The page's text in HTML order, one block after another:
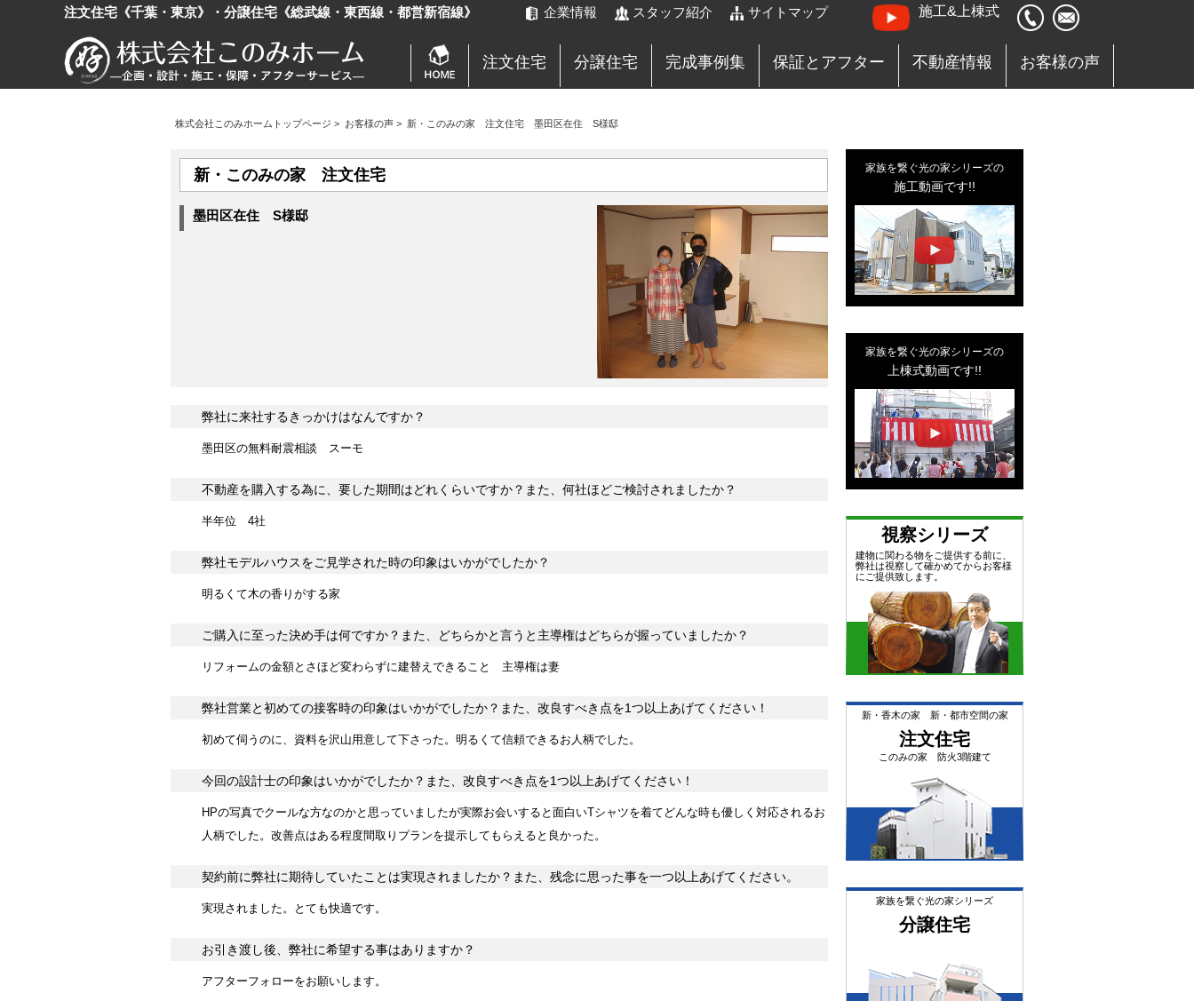
注文住宅《千葉・東京》・分譲住宅《総武線・東西線・都営新宿線》 企業情報 スタッフ紹介 サイトマップ 施工&上棟式
注文住宅 分譲住宅 完成事例集 保証とアフター 不動産情報 お客様の声
株式会社このみホームトップページ > お客様の声 > 新・このみの家 注文住宅 墨田区在住 S様邸
新・このみの家 注文住宅
墨田区在住 S様邸
弊社に来社するきっかけはなんですか？
墨田区の無料耐震相談 スーモ
不動産を購入する為に、要した期間はどれくらいですか？また、何社ほどご検討されましたか？
半年位 4社
弊社モデルハウスをご見学された時の印象はいかがでしたか？
明るくて木の香りがする家
ご購入に至った決め手は何ですか？また、どちらかと言うと主導権はどちらが握っていましたか？
リフォームの金額とさほど変わらずに建替えできること 主導権は妻
弊社営業と初めての接客時の印象はいかがでしたか？また、改良すべき点を1つ以上あげてください！
初めて伺うのに、資料を沢山用意して下さった。明るくて信頼できるお人柄でした。
今回の設計士の印象はいかがでしたか？また、改良すべき点を1つ以上あげてください！
HPの写真でクールな方なのかと思っていましたが実際お会いすると面白いTシャツを着てどんな時も優しく対応されるお
人柄でした。改善点はある程度間取りプランを提示してもらえると良かった。
契約前に弊社に期待していたことは実現されましたか？また、残念に思った事を一つ以上あげてください。
実現されました。とても快適です。
お引き渡し後、弊社に希望する事はありますか？
アフターフォローをお願いします。
家族を繋ぐ光の家シリーズの
施工動画です!!
家族を繋ぐ光の家シリーズの
上棟式動画です!!
視察シリーズ
建物に関わる物をご提供する前に、
弊社は視察して確かめてからお客様
にご提供致します。
新・香木の家 新・都市空間の家
注文住宅
このみの家 防火3階建て
家族を繋ぐ光の家シリーズ
分譲住宅